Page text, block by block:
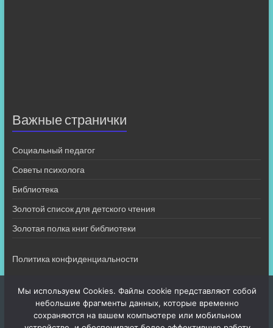
Важные странички
Социальный педагог
Советы психолога
Библиотека
Золотой список для детского чтения
Золотая полка книг библиотеки
Политика конфиденциальности
Мы используем Cookies. Файлы cookie представляют собой
небольшие фрагменты данных, которые временно
сохраняются на вашем компьютере или мобильном